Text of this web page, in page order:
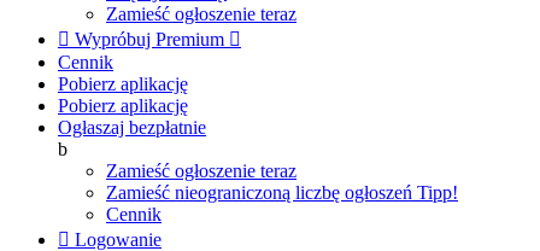
Zamieść ogłoszenie teraz
 Wypróbuj Premium 
Cennik
Pobierz aplikację
Pobierz aplikację
Ogłaszaj bezpłatnie
b
Zamieść ogłoszenie teraz
Zamieść nieograniczoną liczbę ogłoszeń Tipp!
Cennik
 Logowanie